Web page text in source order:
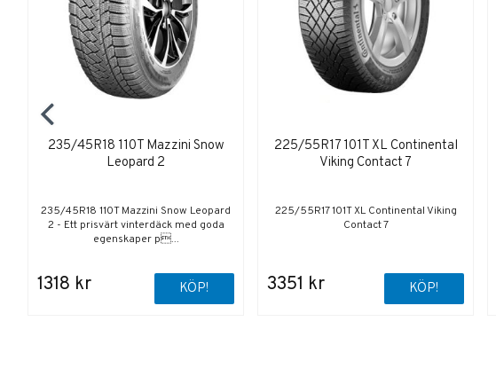
235/45R18 110T Mazzini Snow
Leopard 2
235/45R18 110T Mazzini Snow Leopard
2 - Ett prisvärt vinterdäck med goda
egenskaper p...
1318 kr KÖP!
225/55R17 101T XL Continental
Viking Contact 7
225/55R17 101T XL Continental Viking
Contact 7
3351 kr KÖP!